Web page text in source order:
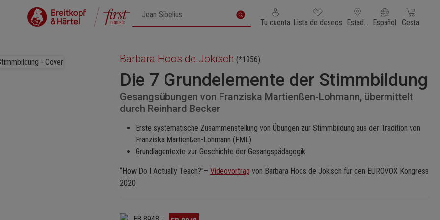
Tu cuenta Tienes 0 artículos en tu lista de deseos
Lista de deseos Estados Unidos de América
Español El carrito
Cesta
Barbara Hoos de Jokisch (*1956)
Die 7 Grundelemente der Stimmbildung
Gesangsübungen von Franziska Martienßen-Lohmann, übermittelt
durch Reinhard Becker
Erste systematische Zusammenstellung von Übungen zur Stimmbildung aus der Tradition von
Franziska Martienßen-Lohmann (FML)
Grundlagentexte zur Geschichte der Gesangspädagogik
“How Do I Actually Teach?”– Videovortrag von Barbara Hoos de Jokisch für den EUROVOX Kongress
2020